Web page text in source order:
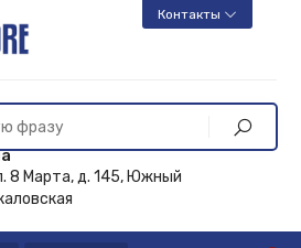
Контакты
8 Марта, д. 145, Южный